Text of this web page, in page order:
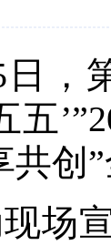
日，
五
共创
场